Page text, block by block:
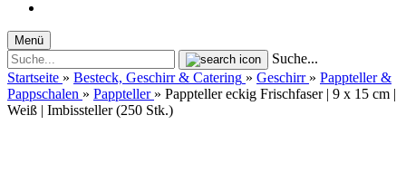
Menü
Suche...
Startseite » Besteck, Geschirr & Catering » Geschirr » Pappteller &
Pappschalen » Pappteller » Pappteller eckig Frischfaser | 9 x 15 cm |
Weiß | Imbissteller (250 Stk.)